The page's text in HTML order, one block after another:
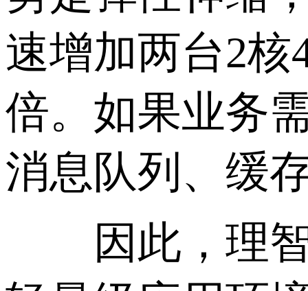
速增加两台2
倍。如果业务
消息队列、缓
因此，理智